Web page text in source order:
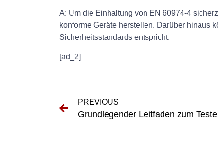
A: Um die Einhaltung von EN 60974-4
konforme Geräte herstellen. Darüber hinaus
Sicherheitsstandards entspricht.
[ad_2]
PREVIOUS